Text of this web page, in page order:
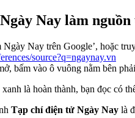
Nay làm
Ngày Nay trên Google’, hoặc
source?q=ngaynay.vn
bấm vào ô vuông nằm bên phải
là hoàn thành, bạn đọc có
Tạp chí điện tử Ngày Nay là